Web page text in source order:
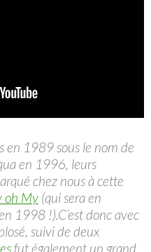
en 1989 sous le nom de
en 1996, leurs
chez nous à cette
oh My (qui sera en
1998 !).C’est donc avec
suivi de deux
fut également un grand